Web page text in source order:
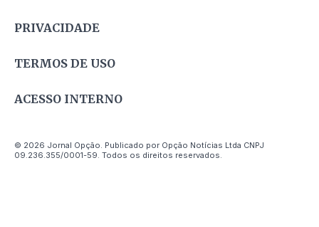
PRIVACIDADE
TERMOS DE USO
ACESSO INTERNO
© 2026 Jornal Opção. Publicado por Opção Notícias Ltda CNPJ
09.236.355/0001-59. Todos os direitos reservados.